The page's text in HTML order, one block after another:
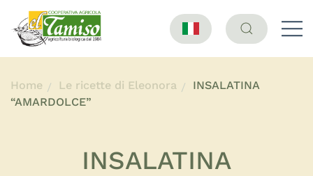
Home Le ricette di Eleonora
INSALATINA
“AMARDOLCE”
INSALATINA